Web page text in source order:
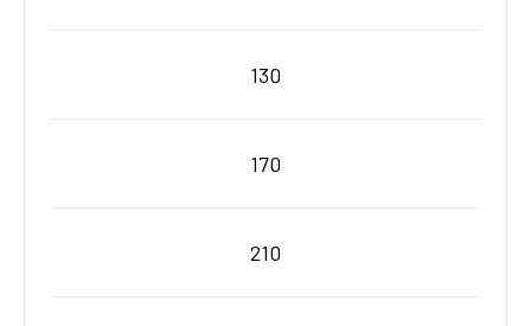
130
170
210